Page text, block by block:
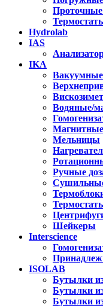
Проточные
Hydrolab
IAS
IKA
Водяные/
Мельницы
Ручные
Шейкеры
Interscience
ISOLAB
Бутылки
Бутылки
Бутылки